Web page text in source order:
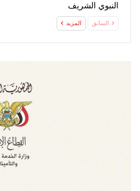
النبوي الشريف
السابق المزيد